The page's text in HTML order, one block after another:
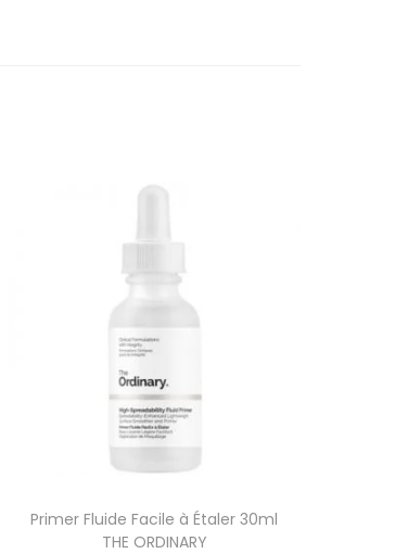
Primer Fluide Facile à Étaler 30ml
THE ORDINARY